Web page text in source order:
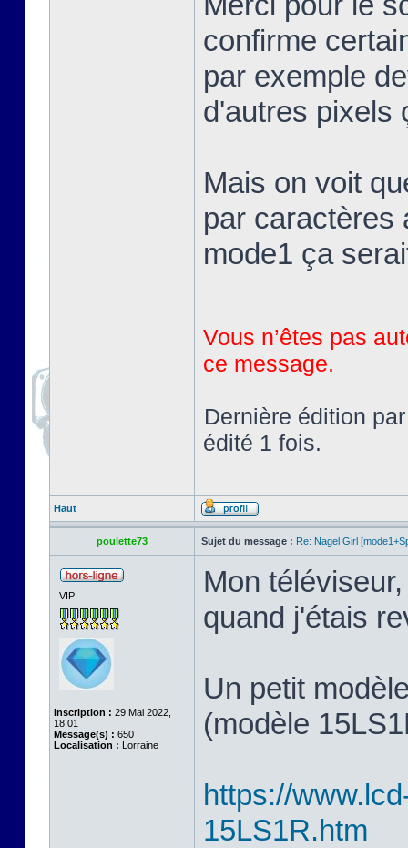
confirme
par exemple
d'autres pixels
Mais on voit
par caractères
mode1 ça
Vous n’êtes pas
ce message.
Dernière édition
édité 1 fois.
Haut
poulette73 Sujet du message : Re: Nagel Girl
VIP
Inscription : 29 Mai 2022,
18:01
Message(s) : 650
Localisation : Lorraine
Mon
quand j'étais
Un petit
(modèle
https://
15LS1R.htm